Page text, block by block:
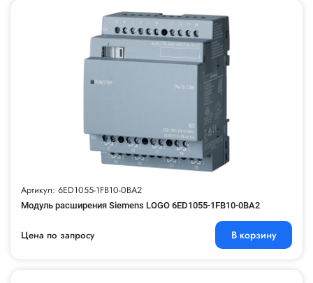
Артикул: 6ED1055-1FB10-0BA2
Модуль расширения Siemens LOGO 6ED1055-1FB10-0BA2
Цена по запросу В корзину